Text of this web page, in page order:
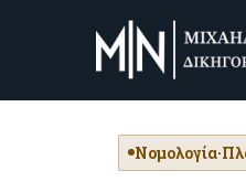
Νομολογία·